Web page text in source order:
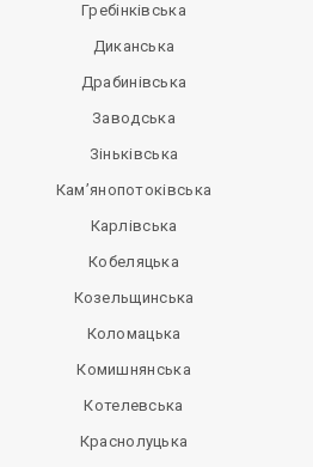
Гребінківська
Диканська
Драбинівська
Заводська
Зіньківська
Кам’янопотоківська
Карлівська
Кобеляцька
Козельщинська
Коломацька
Комишнянська
Котелевська
Краснолуцька